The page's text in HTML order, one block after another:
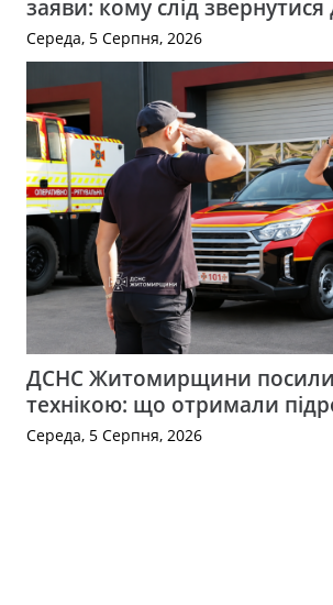
заяви: кому слід
Середа, 5 Серпня, 2026
ДСНС Житомирщини
технікою: що отримали
Середа, 5 Серпня, 2026